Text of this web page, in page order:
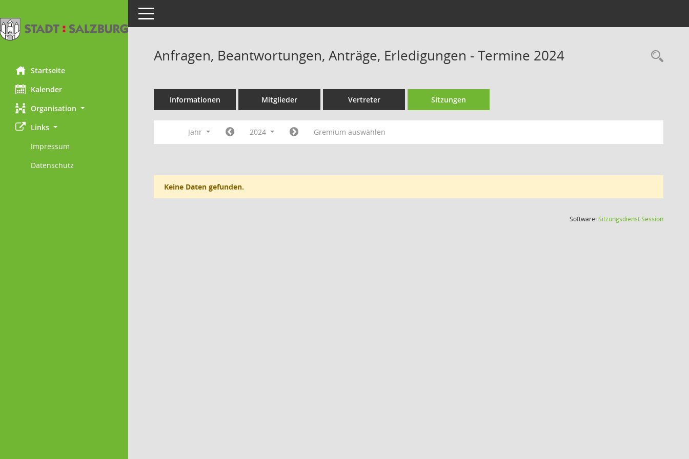
Startseite
Kalender
Organisation
Links
Impressum
Datenschutz
Toggle navigation
Anfragen, Beantwortungen, Anträge, Erledigungen - Termine 2024
Informationen Mitglieder Vertreter Sitzungen
Jahr 2024 Gremium auswählen
Keine Daten gefunden.
Software:SitzungsdienstSession(Wird in